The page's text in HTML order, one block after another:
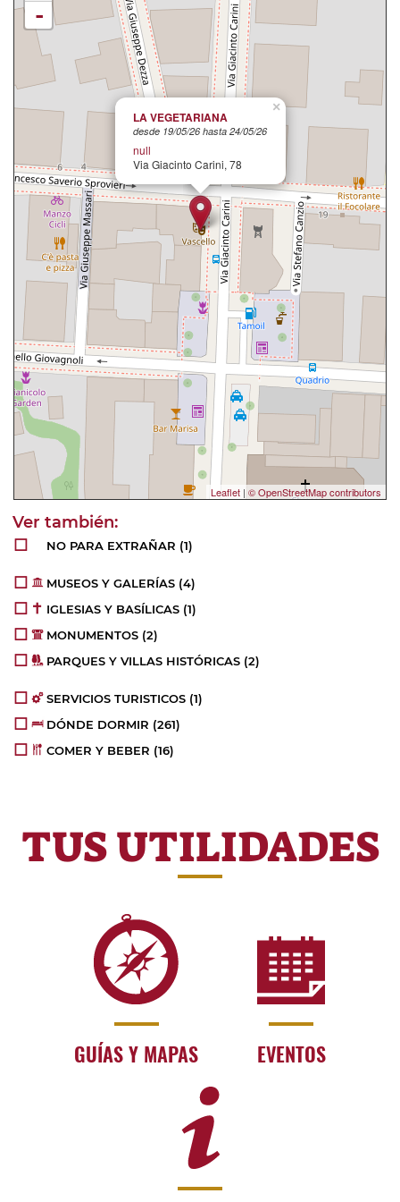
×
LA VEGETARIANA
desde 19/05/26 hasta 24/05/26
null
Via Giacinto Carini, 78
-
Leaflet | © OpenStreetMap contributors
NO PARA EXTRAÑAR (1)
MUSEOS Y GALERÍAS (4)
IGLESIAS Y BASÍLICAS (1)
MONUMENTOS (2)
PARQUES Y VILLAS HISTÓRICAS (2)
SERVICIOS TURISTICOS (1)
DÓNDE DORMIR (261)
COMER Y BEBER (16)
TUS UTILIDADES
GUÍAS Y MAPAS EVENTOS